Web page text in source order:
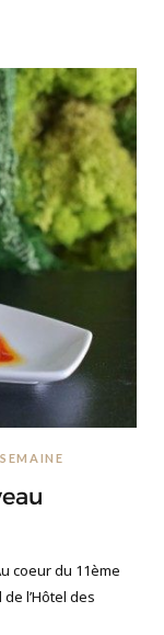
coeur du 11ème
l’Hôtel des